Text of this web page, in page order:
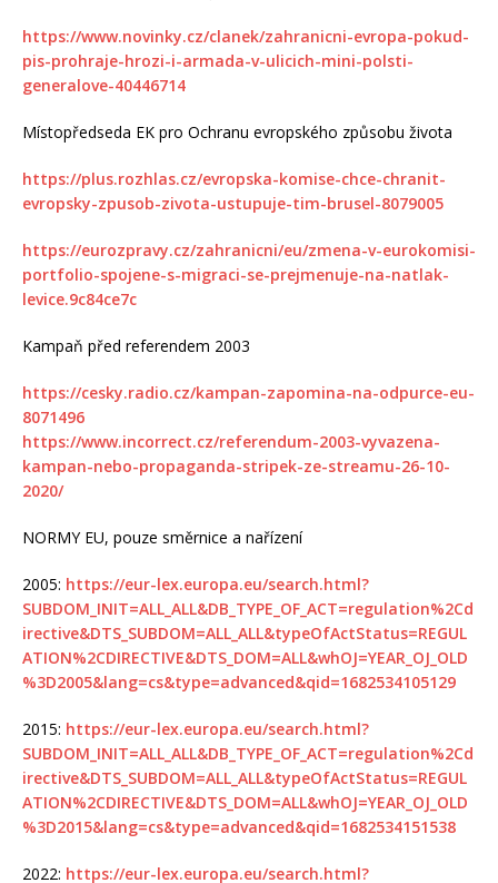
https://www.novinky.cz/clanek/zahranicni-evropa-pokud-
pis-prohraje-hrozi-i-armada-v-ulicich-mini-polsti-
generalove-40446714
Místopředseda EK pro Ochranu evropského způsobu života
https://plus.rozhlas.cz/evropska-komise-chce-chranit-
evropsky-zpusob-zivota-ustupuje-tim-brusel-8079005
https://eurozpravy.cz/zahranicni/eu/zmena-v-eurokomisi-
portfolio-spojene-s-migraci-se-prejmenuje-na-natlak-
levice.9c84ce7c
Kampaň před referendem 2003
https://cesky.radio.cz/kampan-zapomina-na-odpurce-eu-
8071496
https://www.incorrect.cz/referendum-2003-vyvazena-
kampan-nebo-propaganda-stripek-ze-streamu-26-10-
2020/
NORMY EU, pouze směrnice a nařízení
2005: https://eur-lex.europa.eu/search.html?
SUBDOM_INIT=ALL_ALL&DB_TYPE_OF_ACT=regulation%2Cd
irective&DTS_SUBDOM=ALL_ALL&typeOfActStatus=REGUL
ATION%2CDIRECTIVE&DTS_DOM=ALL&whOJ=YEAR_OJ_OLD
%3D2005&lang=cs&type=advanced&qid=1682534105129
2015: https://eur-lex.europa.eu/search.html?
SUBDOM_INIT=ALL_ALL&DB_TYPE_OF_ACT=regulation%2Cd
irective&DTS_SUBDOM=ALL_ALL&typeOfActStatus=REGUL
ATION%2CDIRECTIVE&DTS_DOM=ALL&whOJ=YEAR_OJ_OLD
%3D2015&lang=cs&type=advanced&qid=1682534151538
2022: https://eur-lex.europa.eu/search.html?